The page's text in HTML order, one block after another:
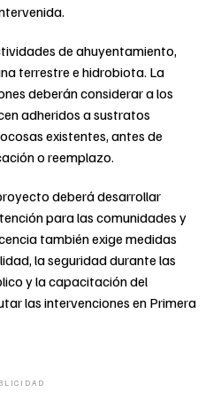
de ahuyentamiento,
terrestre e hidrobiota. La
deberán considerar a los
adheridos a sustratos
existentes, antes de
o reemplazo.
deberá desarrollar
para las comunidades y
también exige medidas
la seguridad durante las
y la capacitación del
las intervenciones en Primera